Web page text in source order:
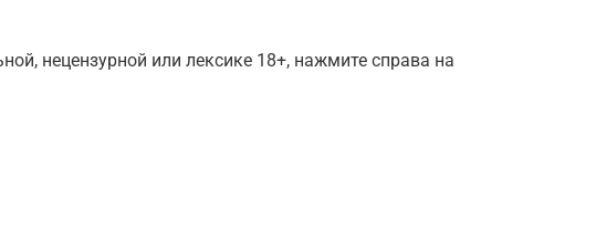
нецензурной или лексике 18+, нажмите справа на